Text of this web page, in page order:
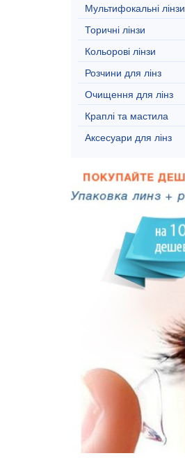
Мультифокальні лінзи
Торичні лінзи
Кольорові лінзи
Розчини для лінз
Очищення для лінз
Краплі та мастила
Аксесуари для лінз